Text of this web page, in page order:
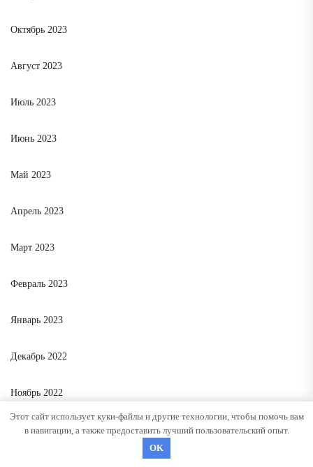
Октябрь 2023
Август 2023
Июль 2023
Июнь 2023
Май 2023
Апрель 2023
Март 2023
Февраль 2023
Январь 2023
Декабрь 2022
Ноябрь 2022
Октябрь 2022
Этот сайт использует куки-файлы и другие технологии, чтобы помочь вам
в навигации, а также предоставить лучший пользовательский опыт.
OK